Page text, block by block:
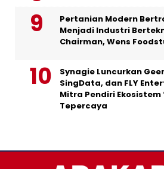
Pertanian Modern
Menjadi Industri
Chairman, Wens
Synagie Luncurkan
SingData, dan FLY
Mitra Pendiri Ekosistem
Tepercaya